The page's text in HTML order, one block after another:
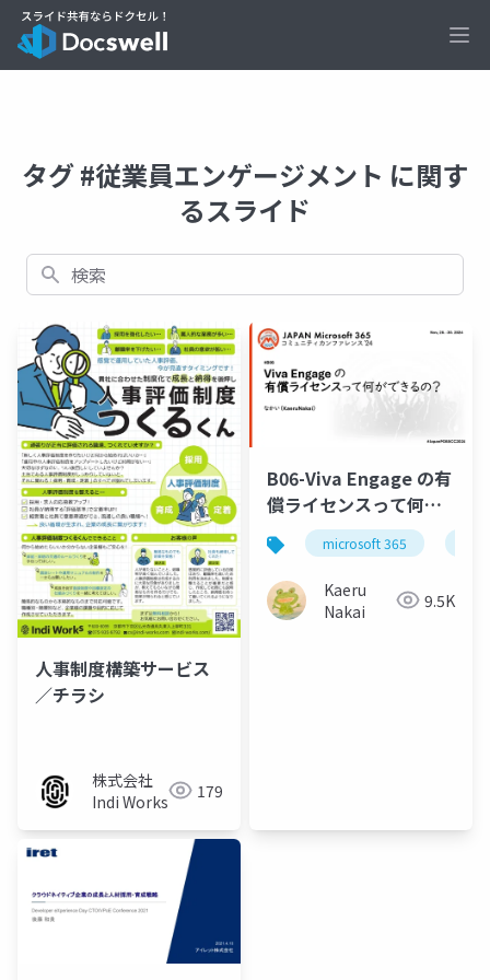
タグ #従業員エンゲージメント に関す
るスライド
検索
人事制度構築サービス
／チラシ
株式会社
Indi Works
179
B06-Viva Engage の有
償ライセンスって何が
できるの？（なかい）
microsoft 365
Kaeru
Nakai
9.5K